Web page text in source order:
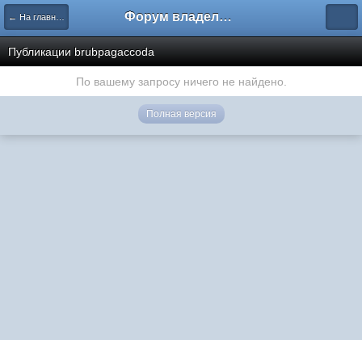
← На главную Форум владельцев интернет-магазинов
Публикации brubpagaccoda
По вашему запросу ничего не найдено.
Полная версия